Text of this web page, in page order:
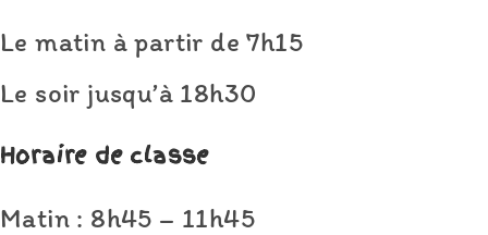
Le matin à partir de 7h15
Le soir jusqu’à 18h30
Horaire de classe
Matin : 8h45 – 11h45